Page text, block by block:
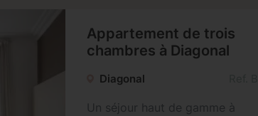
Appartement de trois
chambres à Diagonal
Diagonal
Un séjour haut de gamme à